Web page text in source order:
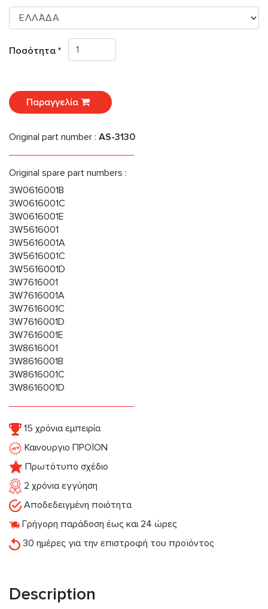
Ποσότητα *
Παραγγελία
Original part number : AS-3130
Original spare part numbers :
3W0616001B
3W0616001C
3W0616001E
3W5616001
3W5616001A
3W5616001C
3W5616001D
3W7616001
3W7616001A
3W7616001C
3W7616001D
3W7616001E
3W8616001
3W8616001B
3W8616001C
3W8616001D
15 χρόνια εμπειρία
Καινουργιο ΠΡΟΪΟΝ
Πρωτότυπο σχέδιο
2 χρόνια εγγύηση
Αποδεδειγμένη ποιότητα
Γρήγορη παράδοση έως και 24 ώρες
30 ημέρες για την επιστροφή του προϊόντος
Description